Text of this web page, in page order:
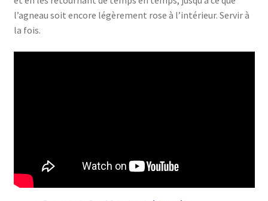
l’agneau soit encore légèrement rose à l’intérieur. Servir à
la fois.